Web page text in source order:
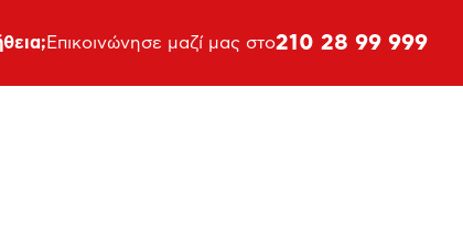
Επικοινώνησε μαζί μας στο210 28 99 999